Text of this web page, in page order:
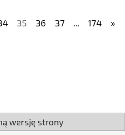
35 36 37 ... 174 »
wersję strony